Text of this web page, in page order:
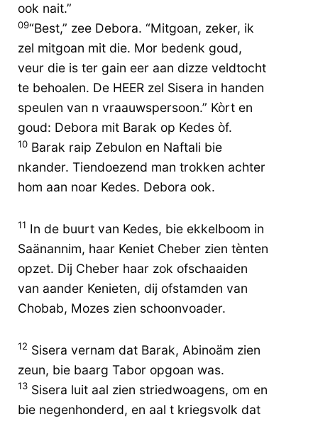
ook nait.”
09“Best,” zee Debora. “Mitgoan, zeker, ik
zel mitgoan mit die. Mor bedenk goud,
veur die is ter gain eer aan dizze veldtocht
te behoalen. De HEER zel Sisera in handen
speulen van n vraauwspersoon.” Kòrt en
goud: Debora mit Barak op Kedes òf.
10 Barak raip Zebulon en Naftali bie
nkander. Tiendoezend man trokken achter
hom aan noar Kedes. Debora ook.
11 In de buurt van Kedes, bie ekkelboom in
Saänannim, haar Keniet Cheber zien tènten
opzet. Dij Cheber haar zok ofschaaiden
van aander Kenieten, dij ofstamden van
Chobab, Mozes zien schoonvoader.
12 Sisera vernam dat Barak, Abinoäm zien
zeun, bie baarg Tabor opgoan was.
13 Sisera luit aal zien striedwoagens, om en
bie negenhonderd, en aal t kriegsvolk dat